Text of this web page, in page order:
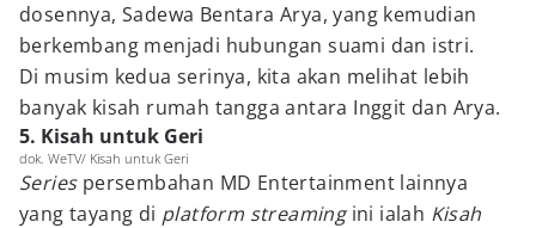
dosennya, Sadewa Bentara Arya, yang kemudian
berkembang menjadi hubungan suami dan istri.
Di musim kedua serinya, kita akan melihat lebih
banyak kisah rumah tangga antara Inggit dan Arya.
5. Kisah untuk Geri
dok. WeTV/ Kisah untuk Geri
Series persembahan MD Entertainment lainnya
yang tayang di platform streamingini ialah Kisah